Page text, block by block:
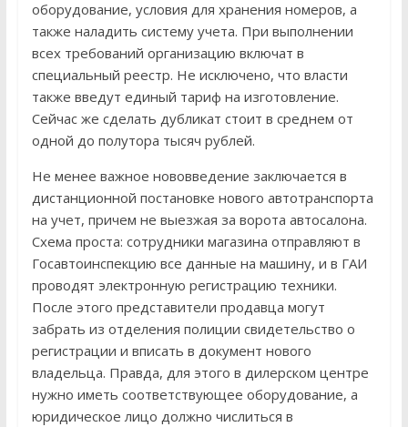
оборудование, условия для хранения номеров, а
также наладить систему учета. При выполнении
всех требований организацию включат в
специальный реестр. Не исключено, что власти
также введут единый тариф на изготовление.
Сейчас же сделать дубликат стоит в среднем от
одной до полутора тысяч рублей.
Не менее важное нововведение заключается в
дистанционной постановке нового автотранспорта
на учет, причем не выезжая за ворота автосалона.
Схема проста: сотрудники магазина отправляют в
Госавтоинспекцию все данные на машину, и в ГАИ
проводят электронную регистрацию техники.
После этого представители продавца могут
забрать из отделения полиции свидетельство о
регистрации и вписать в документ нового
владельца. Правда, для этого в дилерском центре
нужно иметь соответствующее оборудование, а
юридическое лицо должно числиться в